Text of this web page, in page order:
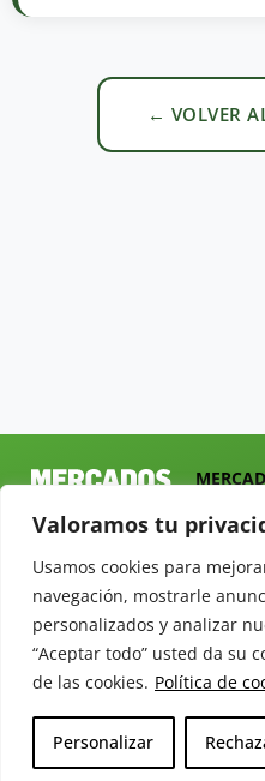
Valoramos tu
Usamos cookies para
navegación, mostrarle
personalizados y analizar
“Aceptar todo” usted da su
de las cookies. Política de
Personalizar
← VOLVER
Sector
C/
Presidente
Cárdenas nº
10.
Sevilla.
ESPAÑA
SOMOS
DOSSIER
Y
TARIFAS
ÚNETE A